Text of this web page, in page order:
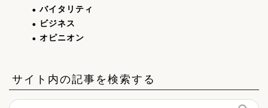
バイタリティ
ビジネス
オピニオン
サイト内の記事を検索する